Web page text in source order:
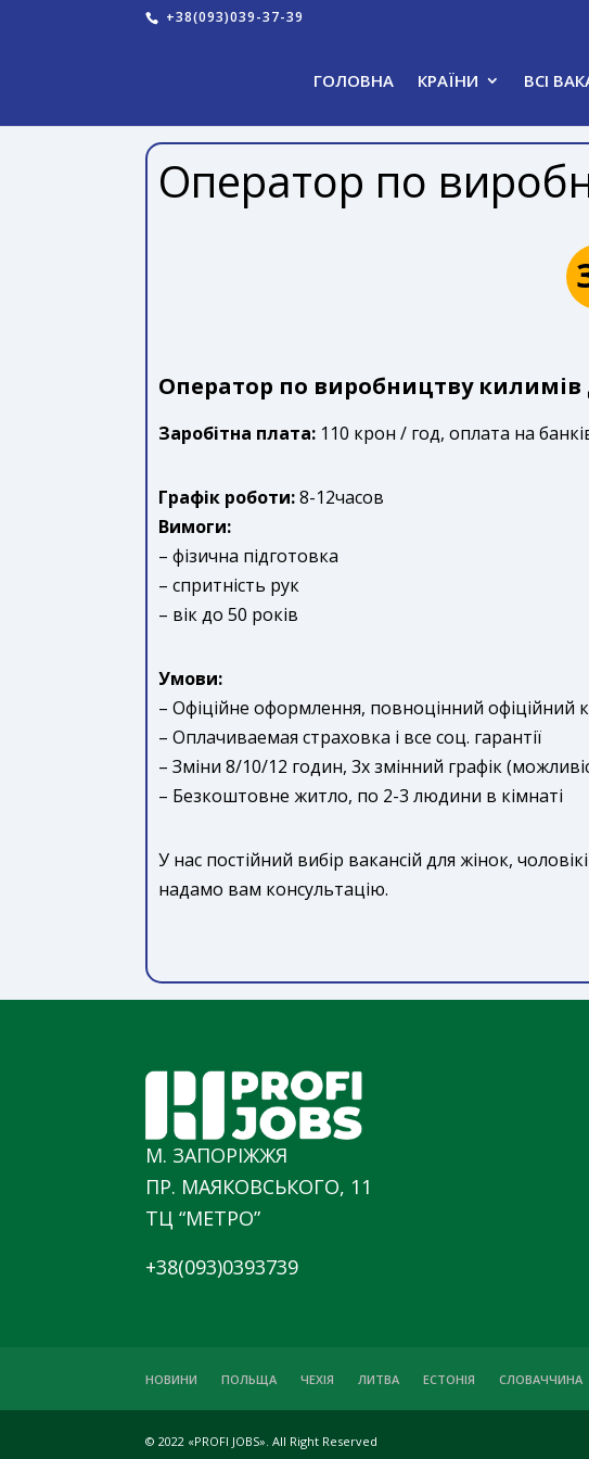
+38(093)039-37-39
ГОЛОВНА КРАЇНИ ВСІ
Оператор по
Оператор по виробництву килимів
Заробітна плата:110 крон / год, оплата на
Графік роботи:8-12часов
Вимоги:
– фізична підготовка
– спритність рук
– вік до 50 років
Умови:
– Офіційне оформлення, повноцінний офіційний
– Оплачиваемая страховка і все соц. гарантії
– Зміни 8/10/12 годин, 3х змінний графік
– Безкоштовне житло, по 2-3 людини в кімнаті
У нас постійний вибір вакансій для жінок,
надамо вам консультацію.
М. ЗАПОРІЖЖЯ
ПР. МАЯКОВСЬКОГО, 11
ТЦ “МЕТРО”
+38(093)0393739
НОВИНИ ПОЛЬЩА ЧЕХІЯ ЛИТВА ЕСТОНІЯ СЛОВАЧЧИНА
© 2022 «PROFI JOBS». All Right Reserved